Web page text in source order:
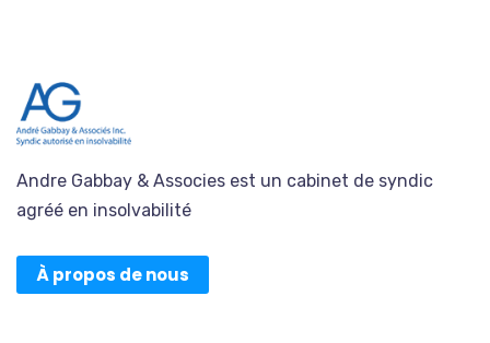
Andre Gabbay & Associes est un cabinet de syndic
agréé en insolvabilité
À propos de nous